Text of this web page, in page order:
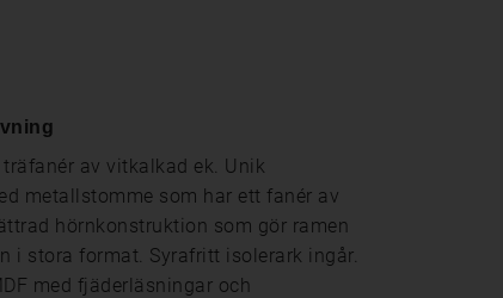
av vitkalkad ek. Unik
metallstomme som har ett fanér av
hörnkonstruktion som gör ramen
i stora format. Syrafritt isolerark ingår.
med fjäderläsningar och